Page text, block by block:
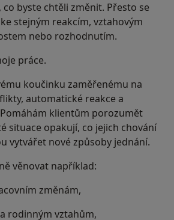
byste chtěli změnit. Přesto se
stejným reakcím, vztahovým
nebo rozhodnutím.
práce.
koučinku zaměřenému na
automatické reakce a
klientům porozumět
situace opakují, co jejich chování
vytvářet nové způsoby jednání.
věnovat například:
změnám,
rodinným vztahům,